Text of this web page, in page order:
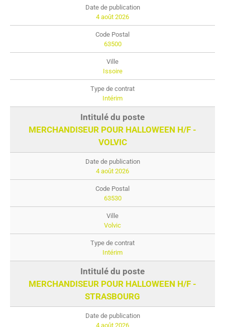
4 août 2026
63500
Issoire
Intérim
MERCHANDISEUR POUR HALLOWEEN H/F -
VOLVIC
4 août 2026
63530
Volvic
Intérim
MERCHANDISEUR POUR HALLOWEEN H/F -
STRASBOURG
4 août 2026